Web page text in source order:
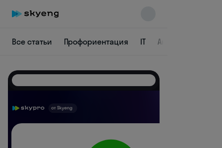
Все статьи Профориентация IT Аналитика